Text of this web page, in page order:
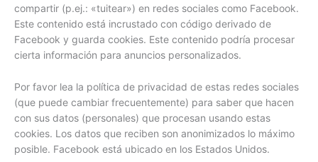
compartir (p.ej.: «tuitear») en redes sociales como Facebook.
Este contenido está incrustado con código derivado de
Facebook y guarda cookies. Este contenido podría procesar
cierta información para anuncios personalizados.
Por favor lea la política de privacidad de estas redes sociales
(que puede cambiar frecuentemente) para saber que hacen
con sus datos (personales) que procesan usando estas
cookies. Los datos que reciben son anonimizados lo máximo
posible. Facebook está ubicado en los Estados Unidos.